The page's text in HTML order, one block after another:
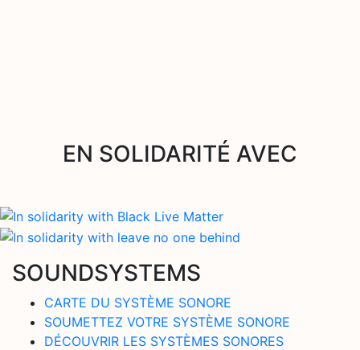
EN SOLIDARITÉ AVEC
SOUNDSYSTEMS
CARTE DU SYSTÈME SONORE
SOUMETTEZ VOTRE SYSTÈME SONORE
DÉCOUVRIR LES SYSTÈMES SONORES